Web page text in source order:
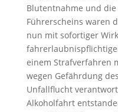
Blutentnahme und die
Führerscheins waren
nun mit sofortiger
einem Strafverfahren
wegen Gefährdung
Unfallflucht
Alkoholfahrt